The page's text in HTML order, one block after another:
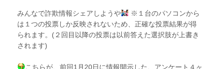
みんなで詐欺情報シェアしようや
※１台のパソコンから
は１つの投票しか反映されないため、正確な投票結果が得
られます。(２回目以降の投票は以前答えた選択肢が上書き
されます)
こちらが、前回1月20日に情報開示した、アンケート４ヶ